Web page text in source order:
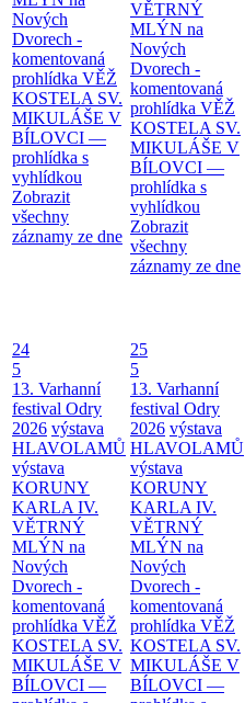
Nových
Dvorech -
komentovaná
prohlídka VĚŽ
KOSTELA SV.
MIKULÁŠE V
BÍLOVCI —
prohlídka s
vyhlídkou
Zobrazit
všechny
záznamy ze dne
VĚTRNÝ
MLÝN na
Nových
Dvorech -
komentovaná
prohlídka VĚŽ
KOSTELA SV.
MIKULÁŠE V
BÍLOVCI —
prohlídka s
vyhlídkou
Zobrazit
všechny
záznamy ze dne
24
5
13. Varhanní
festival Odry
2026 výstava
HLAVOLAMŮ
výstava
KORUNY
KARLA IV.
VĚTRNÝ
MLÝN na
Nových
Dvorech -
komentovaná
prohlídka VĚŽ
KOSTELA SV.
MIKULÁŠE V
BÍLOVCI —
25
5
13. Varhanní
festival Odry
2026 výstava
HLAVOLAMŮ
výstava
KORUNY
KARLA IV.
VĚTRNÝ
MLÝN na
Nových
Dvorech -
komentovaná
prohlídka VĚŽ
KOSTELA SV.
MIKULÁŠE V
BÍLOVCI —